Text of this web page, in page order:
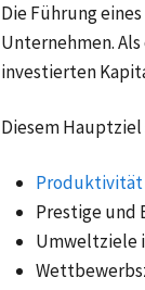
Die Führung
Unternehmen.
investierten
Diesem
Produktivität
Prestige und
Umweltziele